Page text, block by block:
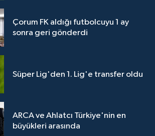
Çorum FK aldığı futbolcuyu 1 ay
sonra geri gönderdi
Süper Lig'den 1. Lig'e transfer oldu
ARCA ve Ahlatcı Türkiye'nin en
büyükleri arasında